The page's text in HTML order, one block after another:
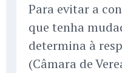
Para evitar a
que tenha
determina à
(Câmara de